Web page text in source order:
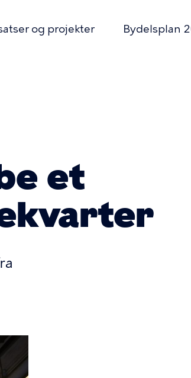
og projekter Bydelsplan
et